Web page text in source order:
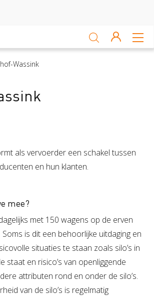
2019
Sluiten
Wassink
als vervoerder een schakel tussen
en hun klanten.
mee?
met 150 wagens op de erven
is dit een behoorlijke uitdaging en
situaties te staan zoals silo’s in
staat en risico’s van openliggende
attributen rond en onder de silo’s.
van de silo’s is regelmatig